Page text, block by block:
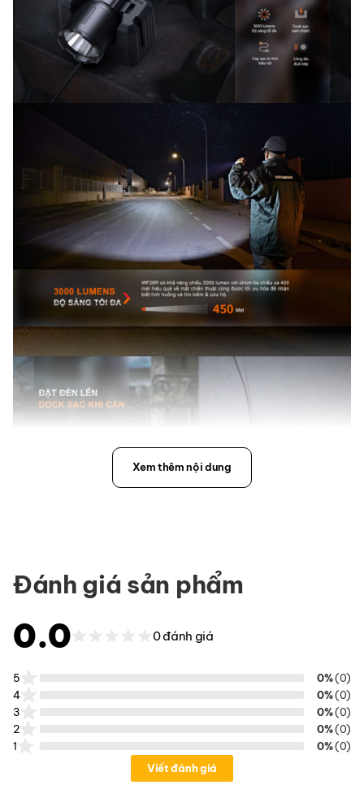
Xem thêm nội dung
Đánh giá sản phẩm
0.0 0 đánh giá
5 0%(0)
4
0%(0)
3
0%(0)
2
0%(0)
1
0%(0)
Viết đánh giá